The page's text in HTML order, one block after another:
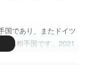
国であり、またドイツ
易相手国です。2021
ますます重要なもの